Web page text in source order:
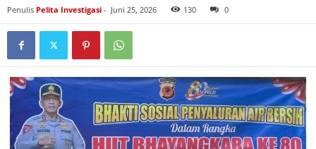
Penulis Pelita Investigasi - Juni 25, 2026 130 0